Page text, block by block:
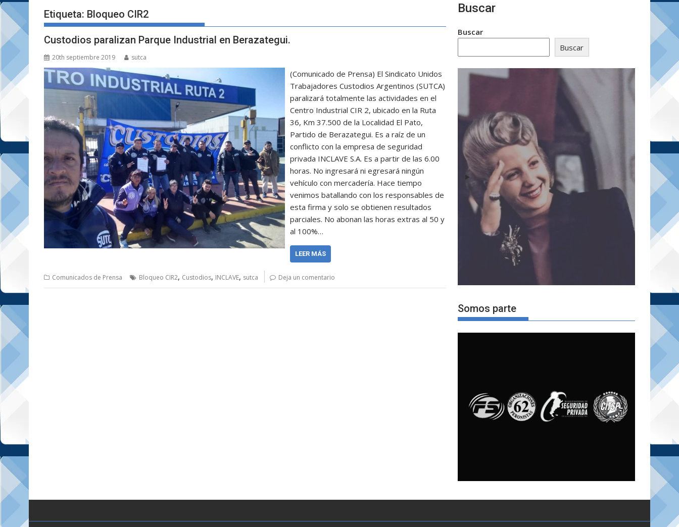
Etiqueta: Bloqueo CIR2
Custodios paralizan Parque Industrial en Berazategui.
20th septiembre 2019 sutca
(Comunicado de Prensa) El Sindicato Unidos
Trabajadores Custodios Argentinos (SUTCA)
paralizará totalmente las actividades en el
Centro Industrial CIR 2, ubicado en la Ruta
36, Km 37.500 de la Localidad El Pato,
Partido de Berazategui. Es a raíz de un
conflicto con la empresa de seguridad
privada INCLAVE S.A. Es a partir de las 6.00
horas. No ingresará ni egresará ningún
vehículo con mercadería. Hace tiempo
venimos batallando con los responsables de
esta firma y solo se obtienen resultados
parciales. No abonan las horas extras al 50 y
al 100%…
LEER MÁS
Comunicados de Prensa Bloqueo CIR2, Custodios, INCLAVE, sutca Deja un comentario
Buscar
Buscar
Buscar
Somos parte